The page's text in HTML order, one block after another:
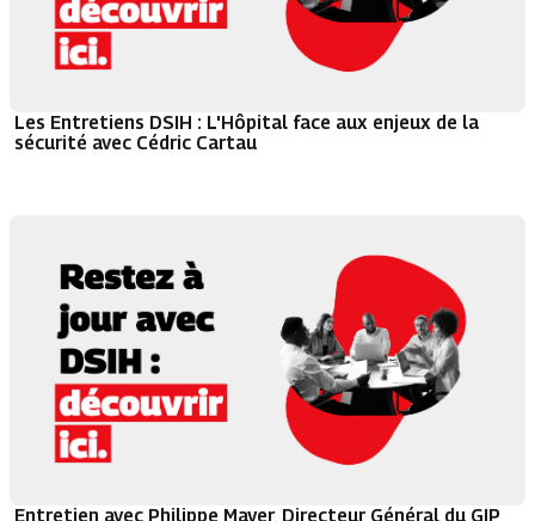
Les Entretiens DSIH : L'Hôpital face aux enjeux de la
sécurité avec Cédric Cartau
Entretien avec Philippe Mayer, Directeur Général du GIP